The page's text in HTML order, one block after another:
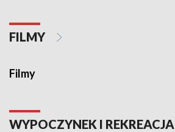
FILMY
Filmy
WYPOCZYNEK I REKREACJA